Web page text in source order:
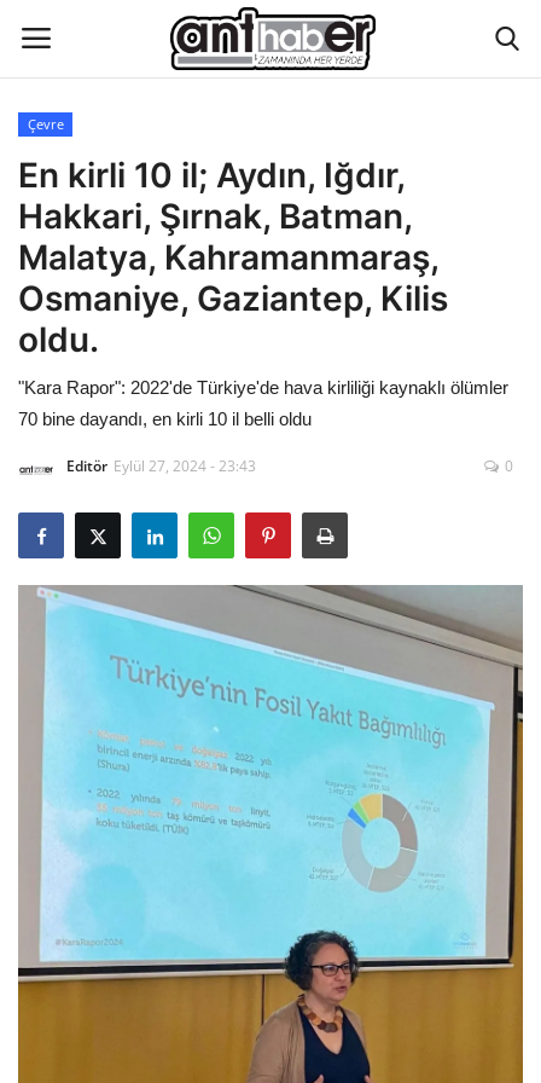
Künye
Eğitim
Aktüel Magazin
Hakkımızda
İletişim
Asayiş
Çevre
Gizlilik Politikası
Reklam ve İşbirliği
Bodrum Trafik Yoğunluk Haritası
Siyaset
Köşe Yazarları
Çevre
En kirli 10 il; Aydın, Iğdır,
Hakkari, Şırnak, Batman,
Malatya, Kahramanmaraş,
Osmaniye, Gaziantep, Kilis
oldu.
"Kara Rapor": 2022'de Türkiye'de hava kirliliği kaynaklı ölümler
70 bine dayandı, en kirli 10 il belli oldu
Editör Eylül 27, 2024 - 23:43 0